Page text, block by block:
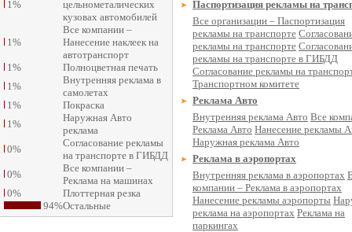
1%
цельнометалических
кузовах автомобилей
1%
Все компании –
Нанесение наклеек на
автотранспорт
1%
Полноцветная печать
1%
Внутренняя реклама в
самолетах
1%
Покраска
1%
Наружная Авто
реклама
0%
Согласование рекламы
на транспорте в ГИБДД
0%
Все компании –
Реклама на машинах
0%
Плоттерная резка
94%Остальные
Паспортизация рекламы на
Все организации – Паспортизация
рекламы на транспорте
рекламы на транспорте
рекламы на транспорте в ГИБДД
Согласование рекламы на
Транспортном комитете
Реклама Авто
Внутренняя реклама Авто Все
Реклама Авто Нанесение рекламы
Наружная реклама Авто
Реклама в аэропортах
Внутренняя реклама в аэропортах
компании – Реклама в аэропортах
Нанесение рекламы аэропорты
реклама на аэропортах Реклама на
паркингах